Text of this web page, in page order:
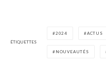
ÉTIQUETTES
2024 ACTUS
NOUVEAUTÉS